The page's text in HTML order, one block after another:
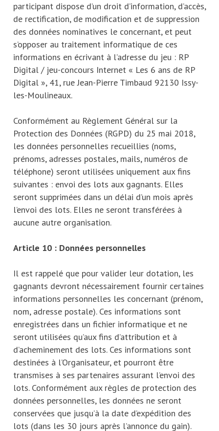
participant dispose d’un droit d’information, d’accès,
de rectification, de modification et de suppression
des données nominatives le concernant, et peut
s’opposer au traitement informatique de ces
informations en écrivant à l’adresse du jeu : RP
Digital / jeu-concours Internet « Les 6 ans de RP
Digital », 41, rue Jean-Pierre Timbaud 92130 Issy-
les-Moulineaux.
Conformément au Règlement Général sur la
Protection des Données (RGPD) du 25 mai 2018,
les données personnelles recueillies (noms,
prénoms, adresses postales, mails, numéros de
téléphone) seront utilisées uniquement aux fins
suivantes : envoi des lots aux gagnants. Elles
seront supprimées dans un délai d’un mois après
l’envoi des lots. Elles ne seront transférées à
aucune autre organisation.
Article 10 : Données personnelles
Il est rappelé que pour valider leur dotation, les
gagnants devront nécessairement fournir certaines
informations personnelles les concernant (prénom,
nom, adresse postale). Ces informations sont
enregistrées dans un fichier informatique et ne
seront utilisées qu’aux fins d’attribution et à
d’acheminement des lots. Ces informations sont
destinées à l’Organisateur, et pourront être
transmises à ses partenaires assurant l’envoi des
lots. Conformément aux règles de protection des
données personnelles, les données ne seront
conservées que jusqu’à la date d’expédition des
lots (dans les 30 jours après l’annonce du gain).